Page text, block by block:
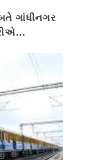
ગાંધીનગર